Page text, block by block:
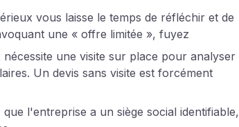
vous laisse le temps de réfléchir et de
une « offre limitée », fuyez
une visite sur place pour analyser
Un devis sans visite est forcément
l'entreprise a un siège social identifiable,